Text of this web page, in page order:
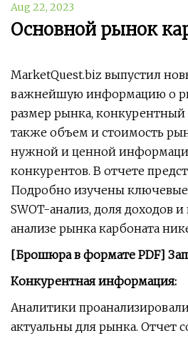
Aug 22, 2023
Основной рынок
MarketQuest.biz выпустил
важнейшую информацию о
размер рынка,
также объем и стоимость
нужной и ценной
конкурентов. В отчете
Подробно изучены
SWOT-анализ, доля доходов
анализе рынка карбоната
[Брошюра в формате PDF]
Конкурентная информация:
Аналитики
актуальны для рынка. Отчет